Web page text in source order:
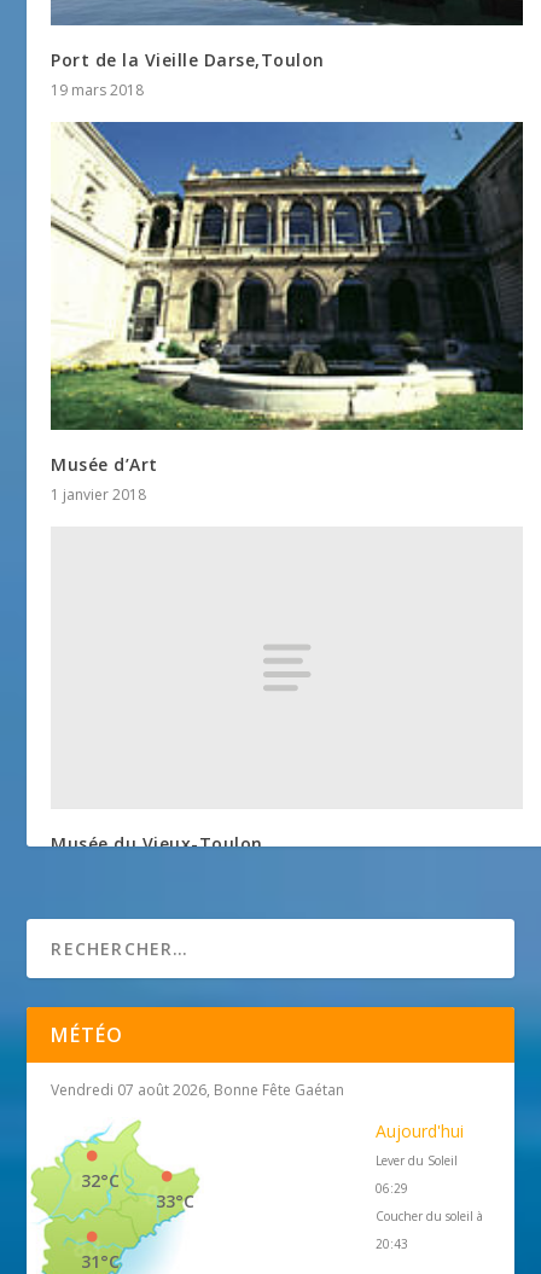
Port de la Vieille Darse,Toulon
19 mars 2018
Musée d’Art
1 janvier 2018
Musée du Vieux-Toulon
MÉTÉO
Vendredi 07 août 2026, Bonne Fête Gaétan
33°C
32°C
31°C
Aujourd'hui
Lever du Soleil
06:29
Coucher du soleil à
20:43